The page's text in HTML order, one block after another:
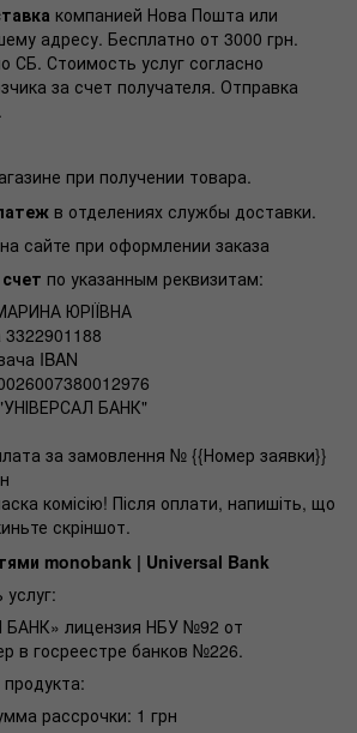
компанией Нова Пошта или
адресу. Бесплатно от 3000 грн.
СБ. Стоимость услуг согласно
за счет получателя. Отправка
при получении товара.
в отделениях службы доставки.
на сайте при оформлении заказа
по указанным реквизитам:
ЮРІЇВНА
IBAN
БАНК"
за замовлення № {{Номер заявки}}
комісію! Після оплати, напишіть, що
скріншот.
monobank | Universal Bank
лицензия НБУ №92 от
в госреестре банков №226.
рассрочки: 1 грн